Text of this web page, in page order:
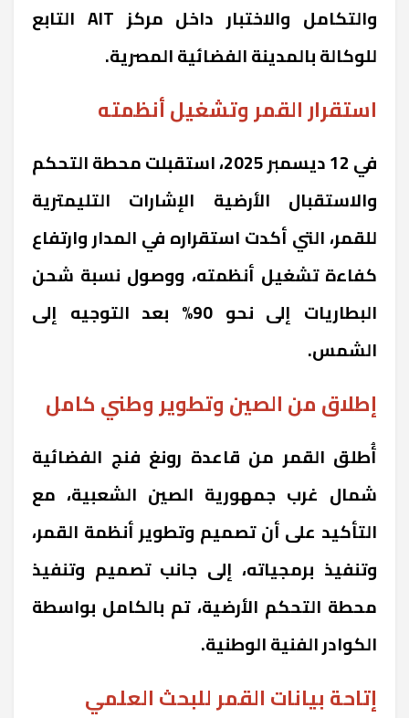
والتكامل والاختبار داخل مركز AIT التابع
للوكالة بالمدينة الفضائية المصرية.
استقرار القمر وتشغيل أنظمته
في 12 ديسمبر 2025، استقبلت محطة التحكم
والاستقبال الأرضية الإشارات التليمترية
للقمر، التي أكدت استقراره في المدار وارتفاع
كفاءة تشغيل أنظمته، ووصول نسبة شحن
البطاريات إلى نحو 90% بعد التوجيه إلى
الشمس.
إطلاق من الصين وتطوير وطني كامل
أُطلق القمر من قاعدة رونغ فنج الفضائية
شمال غرب جمهورية الصين الشعبية، مع
التأكيد على أن تصميم وتطوير أنظمة القمر،
وتنفيذ برمجياته، إلى جانب تصميم وتنفيذ
محطة التحكم الأرضية، تم بالكامل بواسطة
الكوادر الفنية الوطنية.
إتاحة بيانات القمر للبحث العلمي